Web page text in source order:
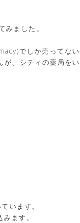
ました。
でしか売ってな
、シティの薬局を
います。
ます。